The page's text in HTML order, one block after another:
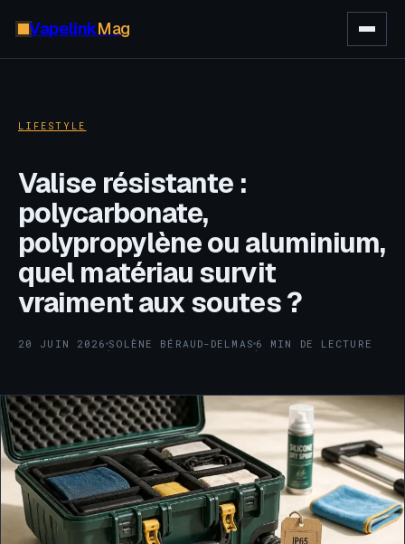
VapelinkMag
LIFESTYLE
Valise résistante :
polycarbonate,
polypropylène ou aluminium,
quel matériau survit
vraiment aux soutes ?
20 JUIN 2026·SOLÈNE BÉRAUD-DELMAS ·
6 MIN DE LECTURE